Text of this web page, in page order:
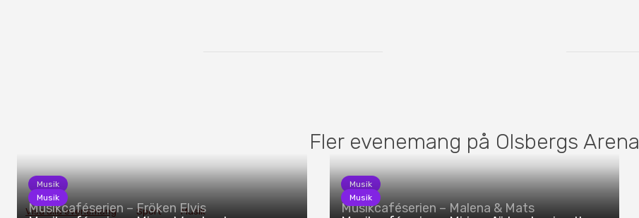
Fler evenemang på Olsbergs Arena
Visa alla evenemang Sport Musik
Musik
Musikcaféserien – Fröken Elvis
Musik
Musikcaféserien – Malena & Mats
Musik Musik